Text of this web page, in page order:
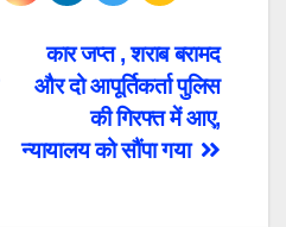
कार जप्त , शराब बरामद
और दो आपूर्तिकर्ता पुलिस
की गिरफ्त में आए,
न्यायालय को सौंपा गया